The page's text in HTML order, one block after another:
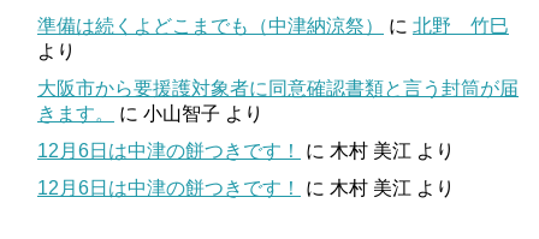
準備は続くよどこまでも（中津納涼祭） に 北野 竹巳
より
大阪市から要援護対象者に同意確認書類と言う封筒が届
きます。
に 小山智子 より
12月6日は中津の餅つきです！
に 木村 美江 より
12月6日は中津の餅つきです！
に 木村 美江 より